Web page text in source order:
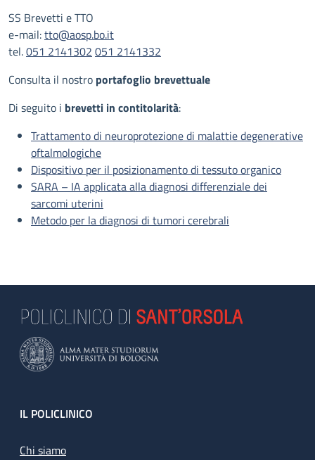
SS Brevetti e TTO
e-mail:tto@aosp.bo.it
tel.051 2141302 051 2141332
Consulta il nostro portafoglio brevettuale
Di seguito i brevetti in contitolarità:
Trattamento di neuroprotezione di malattie degenerative
oftalmologiche
Dispositivo per il posizionamento di tessuto organico
SARA – IA applicata alla diagnosi differenziale dei
sarcomi uterini
Metodo per la diagnosi di tumori cerebrali
Footer
IL POLICLINICO
Chi siamo